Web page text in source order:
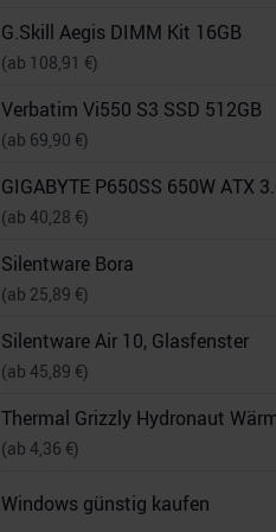
G.Skill Aegis DIMM Kit 16GB
(ab 108,91 €)
Verbatim Vi550 S3 SSD 512GB
(ab 69,90 €)
GIGABYTE P650SS 650W ATX
(ab 40,28 €)
Silentware Bora
(ab 25,89 €)
Silentware Air 10, Glasfenster
(ab 45,89 €)
Thermal Grizzly Hydronaut
(ab 4,36 €)
Windows günstig kaufen